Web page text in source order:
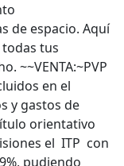
de espacio. Aquí
tus
~~VENTA:~PVP
en el
y gastos de
orientativo
el ITP con
pudiendo